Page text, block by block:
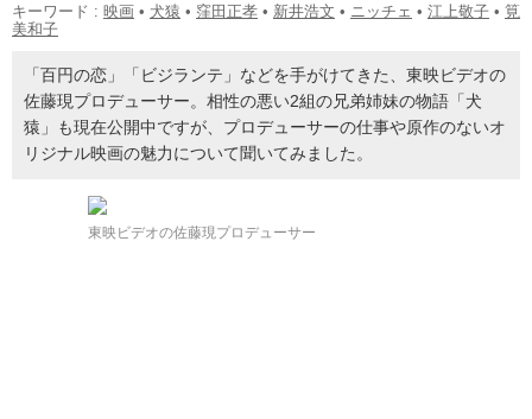
キーワード : 映画 • 犬猿 • 窪田正孝 • 新井浩文 • ニッチェ • 江上敬子 • 筧
美和子
「百円の恋」「ビジランテ」などを手がけてきた、東映ビデオの
佐藤現プロデューサー。相性の悪い2組の兄弟姉妹の物語「犬
猿」も現在公開中ですが、プロデューサーの仕事や原作のないオ
リジナル映画の魅力について聞いてみました。
東映ビデオの佐藤現プロデューサー